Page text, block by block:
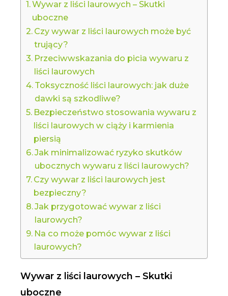
Wywar z liści laurowych – Skutki
uboczne
Czy wywar z liści laurowych może być
trujący?
Przeciwwskazania do picia wywaru z
liści laurowych
Toksyczność liści laurowych: jak duże
dawki są szkodliwe?
Bezpieczeństwo stosowania wywaru z
liści laurowych w ciąży i karmienia
piersią
Jak minimalizować ryzyko skutków
ubocznych wywaru z liści laurowych?
Czy wywar z liści laurowych jest
bezpieczny?
Jak przygotować wywar z liści
laurowych?
Na co może pomóc wywar z liści
laurowych?
Wywar z liści laurowych – Skutki
uboczne